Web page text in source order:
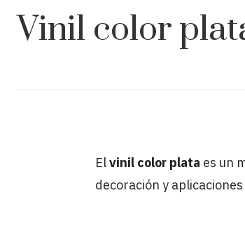
Vinil color
Elvinil color plata es un
decoración y